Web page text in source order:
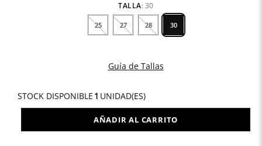
TALLA: 30
25 27 28 30
Guía de Tallas
STOCK DISPONIBLE 1 UNIDAD(ES)
AÑADIR AL CARRITO